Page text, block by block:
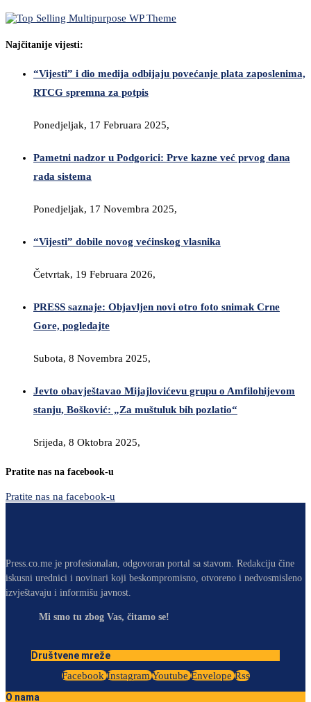
Najčitanije vijesti:
“Vijesti” i dio medija odbijaju povećanje plata zaposlenima,
RTCG spremna za potpis
Ponedjeljak, 17 Februara 2025,
Pametni nadzor u Podgorici: Prve kazne već prvog dana
rada sistema
Ponedjeljak, 17 Novembra 2025,
“Vijesti” dobile novog većinskog vlasnika
Četvrtak, 19 Februara 2026,
PRESS saznaje: Objavljen novi otro foto snimak Crne
Gore, pogledajte
Subota, 8 Novembra 2025,
Jevto obavještavao Mijajlovićevu grupu o Amfilohijevom
stanju, Bošković: „Za muštuluk bih pozlatio“
Srijeda, 8 Oktobra 2025,
Pratite nas na facebook-u
Pratite nas na facebook-u
Press.co.me je profesionalan, odgovoran portal sa stavom. Redakciju čine
iskusni urednici i novinari koji beskompromisno, otvoreno i nedvosmisleno
izvještavaju i informišu javnost.
Mi smo tu zbog Vas, čitamo se!
Društvene mreže
Facebook Instagram Youtube Envelope Rss
O nama